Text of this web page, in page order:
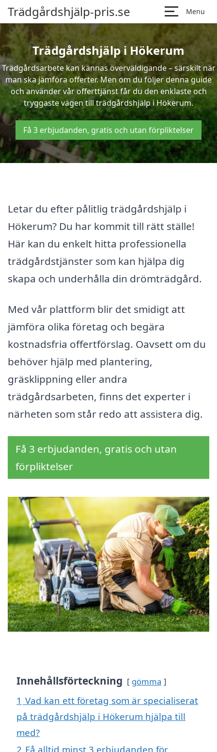
Trädgårdshjälp-pris.se Menu
Trädgårdshjälp i Hökerum
Trädgårdsarbete kan kännas överväldigande – särskilt när
man ska jämföra offerter. Men om du följer denna guide
och använder vår offerttjänst får du den enklaste och
tryggaste vägen till trädgårdshjälp i Hökerum.
Få 3 erbjudanden, gratis och utan förpliktelser
Letar du efter pålitlig trädgårdshjälp i
Hökerum? Du har kommit till rätt ställe!
Här kan du enkelt hitta professionella
trädgårdstjänster som kan hjälpa dig
skapa och underhålla din drömträdgård.
Med vår plattform blir det smidigt att
jämföra olika företag och begära
kostnadsfria offertförslag. Oavsett om du
behöver hjälp med plantering,
gräsklippning eller andra
trädgårdsarbeten, finns det experter i
närheten som står redo att assistera dig.
Få 3 erbjudanden, gratis och utan
förpliktelser
Innehållsförteckning gömma
1 Vad kan ett företag som är specialiserat
på trädgårdshjälp i Hökerum hjälpa till
med?
2 Få alltid minst 3 erbjudanden för